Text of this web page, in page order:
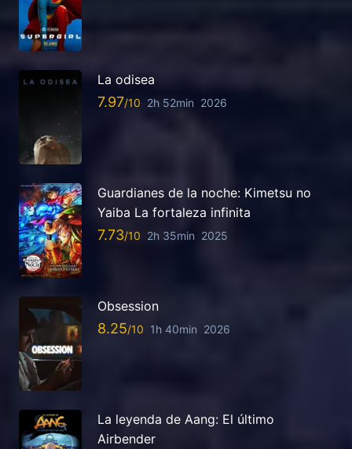
La odisea
7.97 2h 52min 2026
Guardianes de la noche: Kimetsu no
Yaiba La fortaleza infinita
7.73 2h 35min 2025
Obsession
8.25 1h 40min 2026
La leyenda de Aang: El último
Airbender